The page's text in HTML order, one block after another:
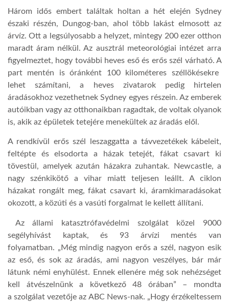
AFRIKA TUDÁSTÁR
A NAP SZÉPE
LINKTR.EE
GLOBOZSARU
LATIMO.HU
Három idős embert találtak holtan a hét elején Sydney
északi részén,
Dungog-ban, ahol több lakást elmosott az
árvíz.Ott a legsúlyosabb a helyzet, mintegy 200 ezer otthon
maradt áram nélkül. Az ausztrál meteorológiai intézet arra
figyelmeztet, hogy további heves eső és erős szél várható. A
part mentén is óránként 100 kilométeres széllökésekre
lehet számítani, a heves zivatarok pedig hirtelen
áradásokhoz vezethetnek Sydney egyes részein. Az emberek
autóikban vagy az otthonaikban ragadtak, de voltak olyanok
is, akik az épületek tetejére menekültek az áradás elől.
A rendkívül erős szél leszaggatta a távvezetékek kábeleit,
feltépte és elsodorta a házak tetejét, fákat csavart ki
tövestül, amelyek azután házakra zuhantak.
Newcastle, a
nagy szénkikötő a vihar miatt teljesen leállt. A ciklon
házakat rongált meg, fákat csavart ki, áramkimaradásokat
okozott, a közúti és a vasúti forgalmat le kellett állítani.
Az állami katasztrófavédelmi szolgálatközel 9000
segélyhívást kaptak, és 93 árvízi mentés van
folyamatban. „Még mindig nagyon erős a szél, nagyon esik
az eső, és sok az áradás, ami nagyon veszélyes, bár már
látunk némi enyhülést. Ennek ellenére még sok nehézséget
kell átvészelnünk a következő 48 órában” – mondta
a szolgálat vezetője az ABC News-nak. „Hogy érzékeltessem